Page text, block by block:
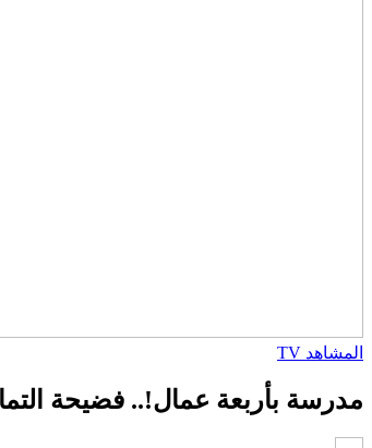
المشاهد TV
مدرسة بأربعة عمال!.. فضيحة